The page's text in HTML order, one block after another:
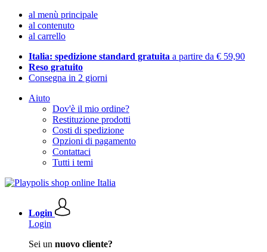
al menù principale
al contenuto
al carrello
Italia: spedizione standard gratuita a partire da € 59,90
Reso gratuito
Consegna in 2 giorni
Aiuto
Dov'è il mio ordine?
Restituzione prodotti
Costi di spedizione
Opzioni di pagamento
Contattaci
Tutti i temi
Login
Login
Sei un nuovo cliente?